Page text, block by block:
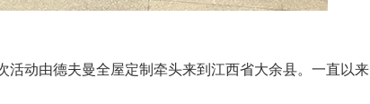
动由德夫曼全屋定制牵头来到江西省大余县。一直以